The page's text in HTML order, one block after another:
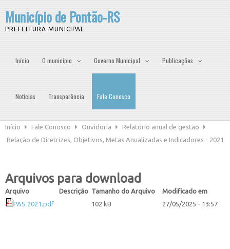
Município de Pontão-RS
PREFEITURA MUNICIPAL
Início O município Governo Municipal Publicações
Notícias Transparência Fale Conosco
Início Fale Conosco Ouvidoria
Relatório anual de gestão
Relação de Diretrizes, Objetivos, Metas Anualizadas e Indicadores - 2021
Arquivos para download
Arquivo Descrição Tamanho do Arquivo
Modificado em
PAS 2021.pdf
102 kB 27/05/2025 - 13:57